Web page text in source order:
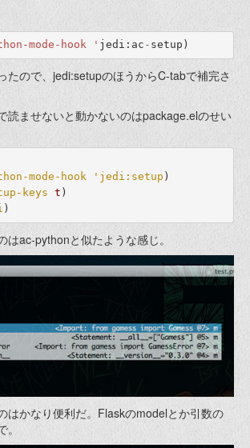
mode-hook ' jedi : ac - setup )
たので、jedi:setupのほうからC-tabで補完さ
読ませないと動かないのはpackage.elのせい
mode-hook 'jedi:setup )
keys t )
)
はac-pythonと似たような感じ。
はかなり便利だ。Flaskのmodelとか引数の